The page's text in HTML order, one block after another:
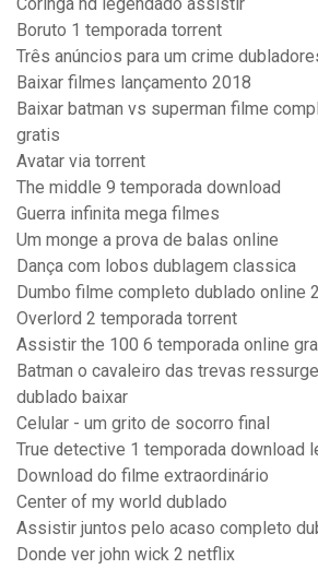
Coringa hd legendado assistir
Boruto 1 temporada torrent
Três anúncios para um crime
Baixar filmes lançamento 2018
Baixar batman vs superman filme
gratis
Avatar via torrent
The middle 9 temporada download
Guerra infinita mega filmes
Um monge a prova de balas online
Dança com lobos dublagem classica
Dumbo filme completo dublado online
Overlord 2 temporada torrent
Assistir the 100 6 temporada online
Batman o cavaleiro das trevas
dublado baixar
Celular - um grito de socorro final
True detective 1 temporada download
Download do filme extraordinário
Center of my world dublado
Assistir juntos pelo acaso completo
Donde ver john wick 2 netflix